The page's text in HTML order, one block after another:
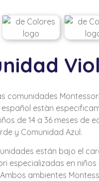
comunidades
español estàn
de 14 a 36 meses de
y Comunidad Azul.
están bajo el
especializadas en niños
ambientes